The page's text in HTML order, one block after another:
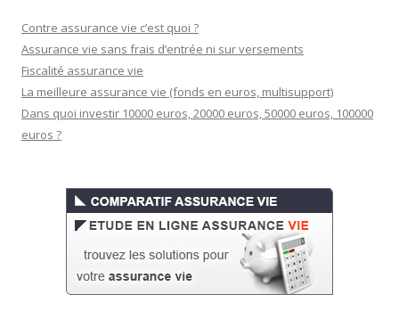
Contre assurance vie c’est quoi ?
Assurance vie sans frais d’entrée ni sur versements
Fiscalité assurance vie
La meilleure assurance vie (fonds en euros, multisupport)
Dans quoi investir 10000 euros, 20000 euros, 50000 euros, 100000
euros ?